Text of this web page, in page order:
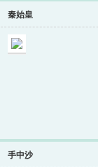
秦始皇
手中沙